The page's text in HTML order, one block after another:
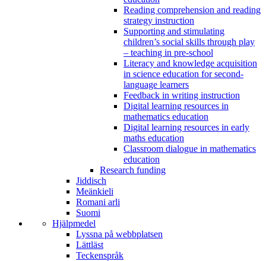
Reading comprehension and reading
strategy instruction
Supporting and stimulating
children’s social skills through play
– teaching in pre-school
Literacy and knowledge acquisition
in science education for second-
language learners
Feedback in writing instruction
Digital learning resources in
mathematics education
Digital learning resources in early
maths education
Classroom dialogue in mathematics
education
Research funding
Jiddisch
Meänkieli
Romani arli
Suomi
Hjälpmedel
Lyssna på webbplatsen
Lättläst
Teckenspråk